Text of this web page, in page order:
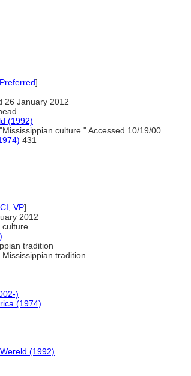
]
26 January 2012
(1992)
"Mississippian culture." Accessed 10/19/00.
431
VP]
2012
culture
tradition
Mississippian tradition
)
(1974)
(1992)